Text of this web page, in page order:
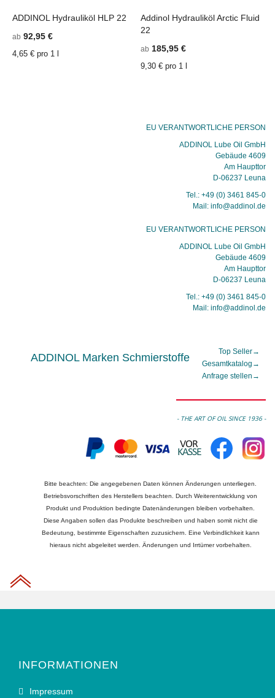
ADDINOL Hydrauliköl HLP 22
ab 92,95 €
4,65 € pro 1 l
Addinol Hydrauliköl Arctic Fluid
22
ab 185,95 €
9,30 € pro 1 l
EU VERANTWORTLICHE PERSON
ADDINOL Lube Oil GmbH
Gebäude 4609
Am Haupttor
D-06237 Leuna
Tel.: +49 (0) 3461 845-0
Mail: info@addinol.de
EU VERANTWORTLICHE PERSON
ADDINOL Lube Oil GmbH
Gebäude 4609
Am Haupttor
D-06237 Leuna
Tel.: +49 (0) 3461 845-0
Mail: info@addinol.de
ADDINOL Marken Schmierstoffe Top Seller→
Gesamtkatalog →
Anfrage stellen →
- THE ART OF OIL SINCE 1936 -
Bitte beachten: Die angegebenen Daten können Änderungen unterliegen.
Betriebsvorschriften des Herstellers beachten. Durch Weiterentwicklung von
Produkt und Produktion bedingte Datenänderungen bleiben vorbehalten.
Diese Angaben sollen das Produkte beschreiben und haben somit nicht die
Bedeutung, bestimmte Eigenschaften zuzusichern. Eine Verbindlichkeit kann
hieraus nicht abgeleitet werden. Änderungen und Irrtümer vorbehalten.
INFORMATIONEN
Impressum